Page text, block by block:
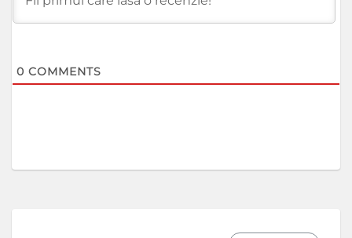
0 COMMENTS